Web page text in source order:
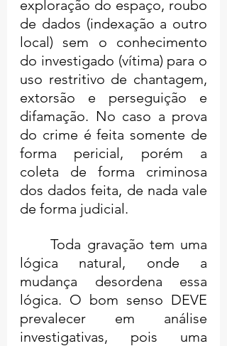
exploração do espaço, roubo
de dados (indexação a outro
local) sem o conhecimento
do investigado (vítima) para o
uso restritivo de chantagem,
extorsão e perseguição e
difamação. No caso a prova
do crime é feita somente de
forma pericial, porém a
coleta de forma criminosa
dos dados feita, de nada vale
de forma judicial.
	Toda gravação tem uma
lógica natural, onde a
mudança desordena essa
lógica. O bom senso DEVE
prevalecer em análise
investigativas, pois uma